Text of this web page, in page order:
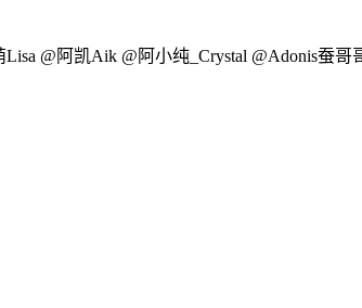
@阿凯Aik @阿小纯_Crystal @Adonis蚕哥